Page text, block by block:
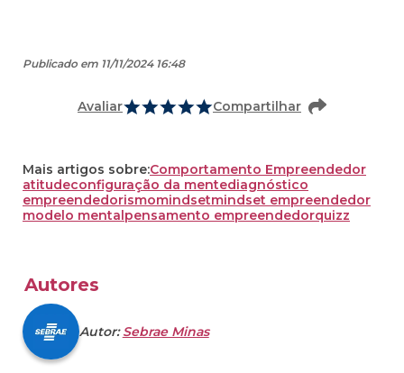
Publicado em 11/11/2024 16:48
Avaliar Compartilhar
Mais artigos sobre:Comportamento Empreendedor
atitudeconfiguração da mentediagnóstico
empreendedorismomindsetmindset empreendedor
modelo mentalpensamento empreendedorquizz
Autores
Autor:Sebrae Minas